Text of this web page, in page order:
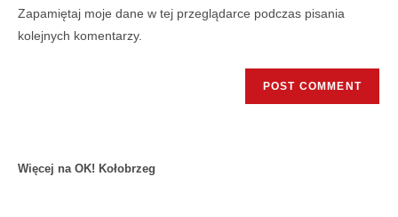
Zapamiętaj moje dane w tej przeglądarce podczas pisania
kolejnych komentarzy.
Więcej na OK! Kołobrzeg